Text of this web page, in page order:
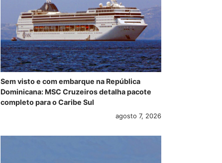
Sem visto e com embarque na República
Dominicana: MSC Cruzeiros detalha pacote
completo para o Caribe Sul
agosto 7, 2026